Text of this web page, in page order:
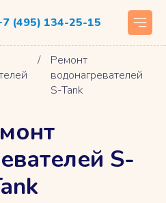
(495) 134-25-15
/
Ремонт
водонагревателей
S-Tank
S-